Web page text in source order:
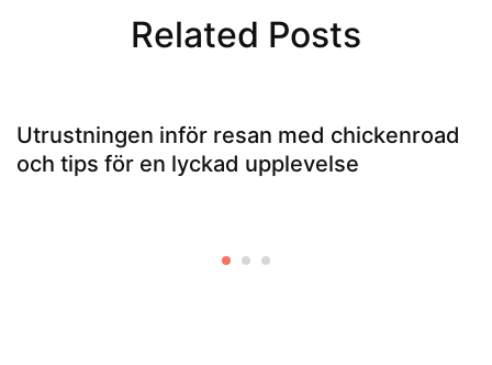
Related Posts
Utrustningen inför resan med chickenroad
och tips för en lyckad upplevelse